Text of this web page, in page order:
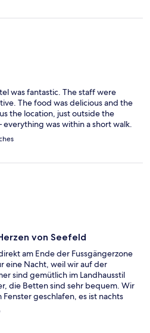
was fantastic. The staff were
The food was delicious and the
the location, just outside the
was within a short walk.
von Seefeld
am Ende der Fussgängerzone
eine Nacht, weil wir auf der
sind gemütlich im Landhausstil
die Betten sind sehr bequem. Wir
geschlafen, es ist nachts
auf den ersten Blick einen
zweiten Blick merkt man aber,